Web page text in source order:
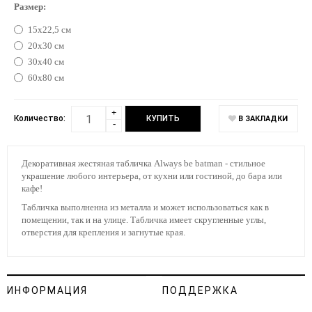
Размер:
15х22,5 см
20х30 см
30х40 см
60х80 см
Количество:
+
-
В ЗАКЛАДКИ
Декоративная жестяная табличка Always be batman - стильное
украшение любого интерьера, от кухни или гостиной, до бара или
кафе!
Табличка выполненна из металла и может использоваться как в
помещении, так и на улице. Табличка имеет скругленные углы,
отверстия для крепления и загнутые края.
ИНФОРМАЦИЯ ПОДДЕРЖКА